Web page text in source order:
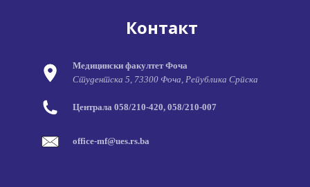
Контакт
Медицински факултет Фоча
Студентска 5, 73300 Фоча, Република Српска
Централа 058/210-420, 058/210-007
office-mf@ues.rs.ba